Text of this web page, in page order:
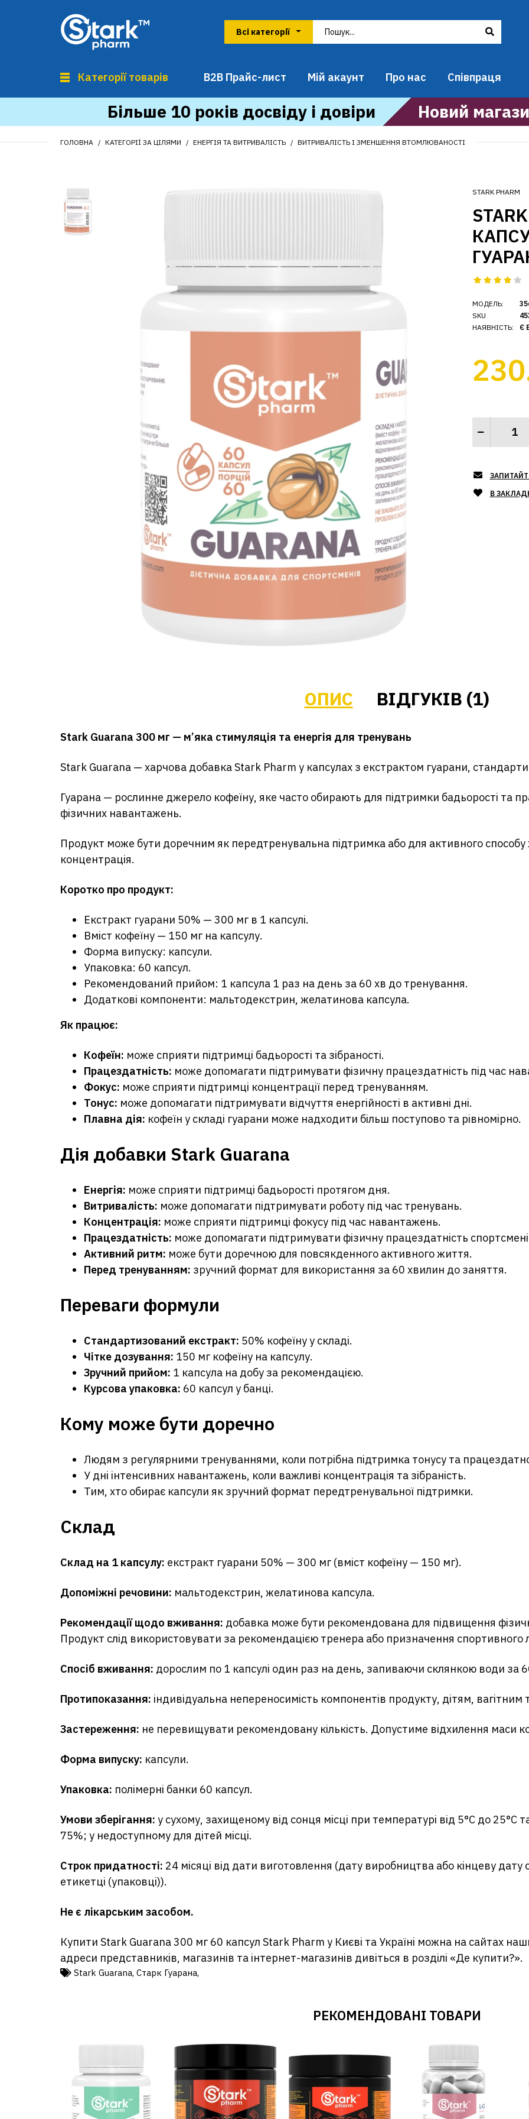
Категорії товарів B2B Прайс-лист Мій акаунт Про нас Співпраця
Більше 10 років досвіду і довіри Новий
ГОЛОВНА КАТЕГОРІЇ ЗА ЦІЛЯМИ ЕНЕРГІЯ ТА ВИТРИВАЛІСТЬ ВИТРИВАЛІСТЬ І ЗМЕНШЕННЯ ВТОМЛЮВАНОСТІ
STARK PHARM
МОДЕЛЬ:
SKU
НАЯВНІСТЬ:
Є
В
ОПИС ВІДГУКІВ (1)
Stark Guarana 300 мг — м’яка стимуляція та енергія для тренувань
Stark Guarana — харчова добавка Stark Pharm у капсулах з екстрактом гуарани,
Гуарана — рослинне джерело кофеїну, яке часто обирають для підтримки бадьорості та
фізичних навантажень.
Продукт може бути доречним як передтренувальна підтримка або для активного способу
концентрація.
Коротко про продукт:
Екстракт гуарани 50% — 300 мг в 1 капсулі.
Вміст кофеїну — 150 мг на капсулу.
Форма випуску: капсули.
Упаковка: 60 капсул.
Рекомендований прийом: 1 капсула 1 раз на день за 60 хв до тренування.
Додаткові компоненти: мальтодекстрин, желатинова капсула.
Як працює:
Кофеїн: може сприяти підтримці бадьорості та зібраності.
Працездатність: може допомагати підтримувати фізичну працездатність під час
Фокус: може сприяти підтримці концентрації перед тренуванням.
Тонус: може допомагати підтримувати відчуття енергійності в активні дні.
Плавна дія: кофеїн у складі гуарани може надходити більш поступово та рівномірно.
Дія добавки Stark Guarana
Енергія: може сприяти підтримці бадьорості протягом дня.
Витривалість: може допомагати підтримувати роботу під час тренувань.
Концентрація: може сприяти підтримці фокусу під час навантажень.
Працездатність: може допомагати підтримувати фізичну працездатність
Активний ритм: може бути доречною для повсякденного активного життя.
Перед тренуванням: зручний формат для використання за 60 хвилин до заняття.
Переваги формули
Стандартизований екстракт: 50% кофеїну у складі.
Чітке дозування: 150 мг кофеїну на капсулу.
Зручний прийом: 1 капсула на добу за рекомендацією.
Курсова упаковка: 60 капсул у банці.
Кому може бути доречно
Людям з регулярними тренуваннями, коли потрібна підтримка тонусу та
У дні інтенсивних навантажень, коли важливі концентрація та зібраність.
Тим, хто обирає капсули як зручний формат передтренувальної підтримки.
Склад
Склад на 1 капсулу: екстракт гуарани 50% — 300 мг (вміст кофеїну — 150 мг).
Допоміжні речовини: мальтодекстрин, желатинова капсула.
Рекомендації щодо вживання: добавка може бути рекомендована для підвищення
Продукт слід використовувати за рекомендацією тренера або призначення спортивного
Спосіб вживання: дорослим по 1 капсулі один раз на день, запиваючи склянкою води за
Протипоказання: індивідуальна непереносимість компонентів продукту, дітям, вагітним
Застереження: не перевищувати рекомендовану кількість. Допустиме відхилення маси
Форма випуску: капсули.
Упаковка: полімерні банки 60 капсул.
Умови зберігання: у сухому, захищеному від сонця місці при температурі від 5°С до 25°С
75%; у недоступному для дітей місці.
Строк придатності: 24 місяці від дати виготовлення (дату виробництва або кінцеву
етикетці (упаковці)).
Не є лікарським засобом.
Купити Stark Guarana 300 мг 60 капсул Stark Pharm у Києві та Україні можна на сайтах
адреси представників, магазинів та інтернет-магазинів дивіться в розділі «Де купити?».
Stark Guarana, Старк Гуарана,
РЕКОМЕНДОВАНІ ТОВАРИ